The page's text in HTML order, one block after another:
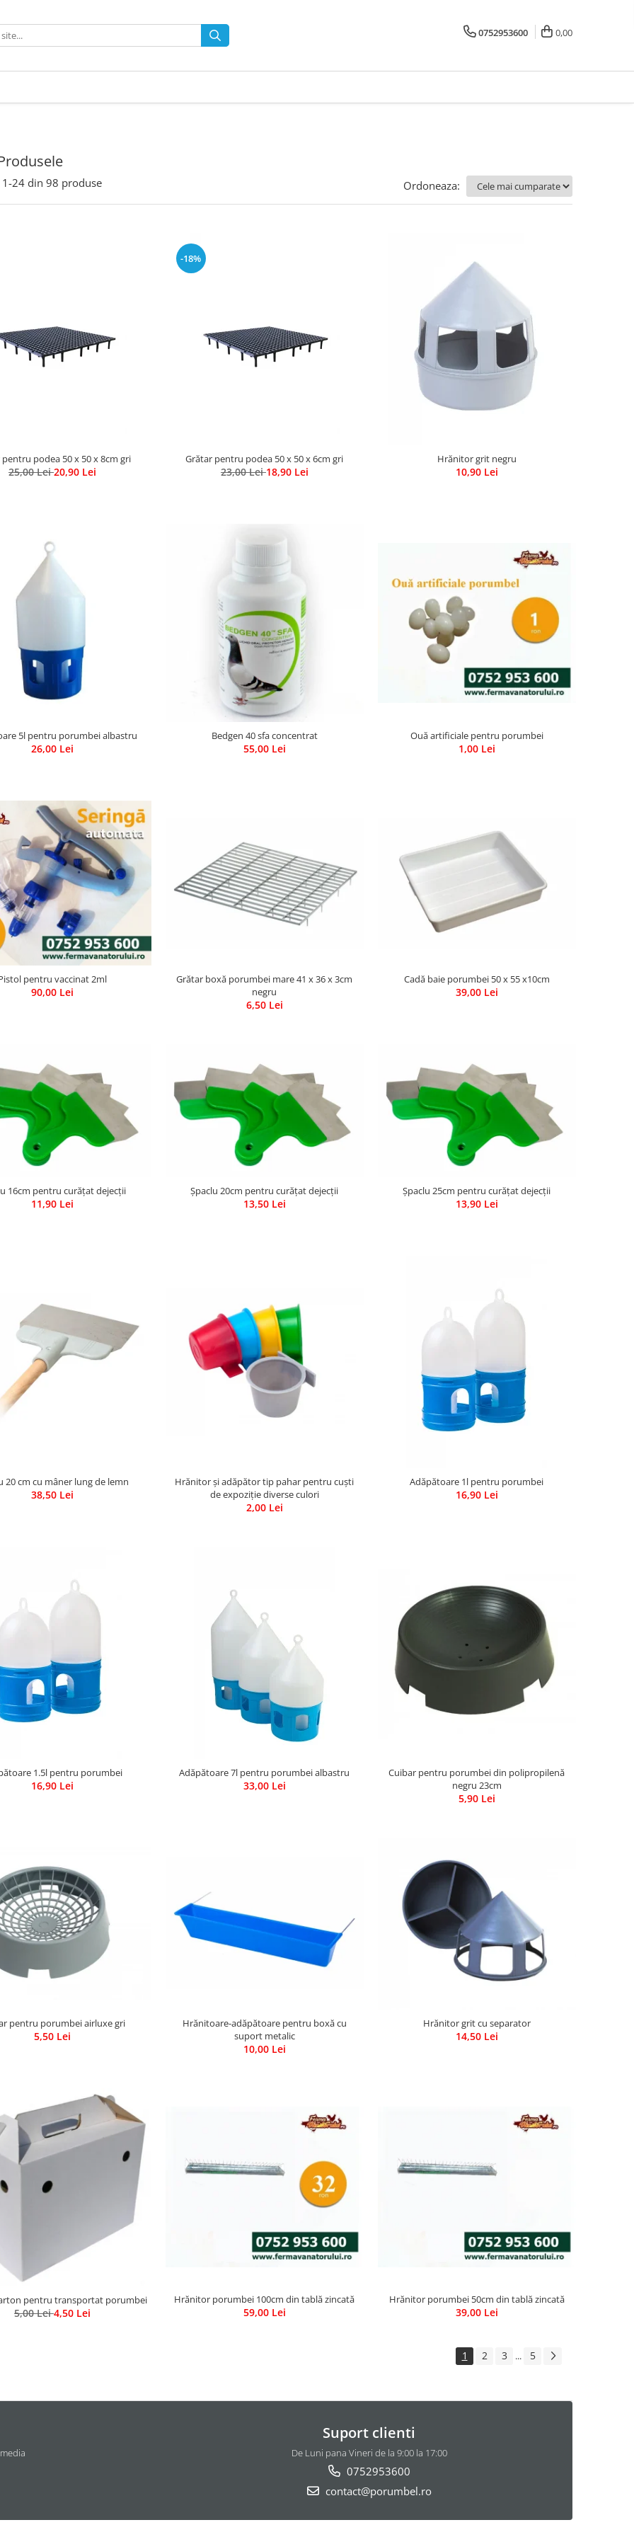
0752953600 0,00
1-24 din 98 produse Ordoneaza:
podea 50 x 50 x 8cm gri
25,00 Lei20,90 Lei
-18%
Grătar pentru podea 50 x 50 x 6cm gri
23,00 Lei18,90 Lei
Hrănitor grit negru
10,90 Lei
5l pentru porumbei albastru
26,00 Lei
Bedgen 40 sfa concentrat
55,00 Lei
Ouă artificiale pentru porumbei
1,00 Lei
pentru vaccinat 2ml
90,00 Lei
Grătar boxă porumbei mare 41 x 36 x 3cm
negru
6,50 Lei
Cadă baie porumbei 50 x 55 x10cm
39,00 Lei
16cm pentru curățat dejecții
11,90 Lei
Șpaclu 20cm pentru curățat dejecții
13,50 Lei
Șpaclu 25cm pentru curățat dejecții
13,90 Lei
20 cm cu mâner lung de lemn
38,50 Lei
Hrănitor și adăpător tip pahar pentru cuști
de expoziție diverse culori
2,00 Lei
Adăpătoare 1l pentru porumbei
16,90 Lei
1.5l pentru porumbei
16,90 Lei
Adăpătoare 7l pentru porumbei albastru
33,00 Lei
Cuibar pentru porumbei din polipropilenă
negru 23cm
5,90 Lei
pentru porumbei airluxe gri
5,50 Lei
Hrănitoare-adăpătoare pentru boxă cu
suport metalic
10,00 Lei
Hrănitor grit cu separator
14,50 Lei
pentru transportat porumbei
5,00 Lei4,50 Lei
Hrănitor porumbei 100cm din tablă zincată
59,00 Lei
Hrănitor porumbei 50cm din tablă zincată
39,00 Lei
1 2 3 ... 5
Suport clienti
De Luni pana Vineri de la 9:00 la 17:00
0752953600
contact@porumbel.ro